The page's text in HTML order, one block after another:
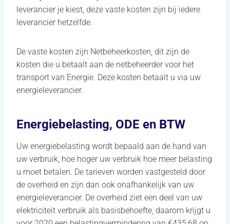
leverancier je kiest, deze vaste kosten zijn bij iedere
leverancier hetzelfde.
De vaste kosten zijn Netbeheerkosten, dit zijn de
kosten die u betaalt aan de netbeheerder voor het
transport van Energie. Deze kosten betaalt u via uw
energieleverancier.
Energiebelasting, ODE en BTW
Uw energiebelasting wordt bepaald aan de hand van
uw verbruik, hoe hoger uw verbruik hoe meer belasting
u moet betalen. De tarieven worden vastgesteld door
de overheid en zijn dan ook onafhankelijk van uw
energieleverancier. De overheid ziet een deel van uw
elektriciteit verbruik als basisbehoefte, daarom krijgt u